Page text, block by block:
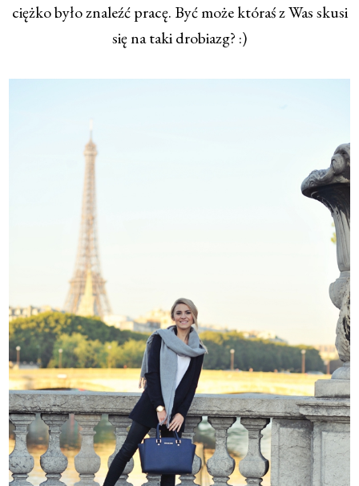
ciężko było znaleźć pracę. Być może któraś z Was skusi
się na taki drobiazg? :)